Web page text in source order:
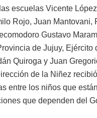
escuelas Vicente
Rojo, Juan Mantovani,
Gustavo
de Jujuy, Ejército
Quiroga y Juan
de la Niñez
entre los niños que
que dependen del